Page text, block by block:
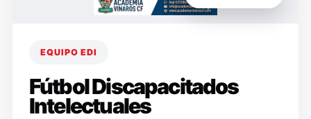
EQUIPO EDI
Fútbol Discapacitados
Intelectuales